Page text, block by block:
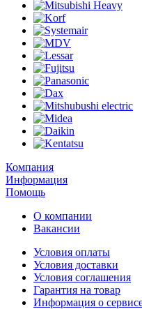
Компания
Информация
Помощь
О компании
Вакансии
Условия оплаты
Условия доставки
Условия соглашения
Гарантия на товар
Информация о